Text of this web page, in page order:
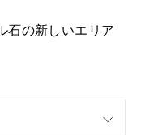
の新しいエリア